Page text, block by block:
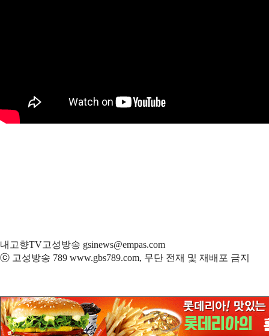
내고향TV고성방송 gsinews@empas.com
ⓒ 고성방송 789 www.gbs789.com, 무단 전재 및 재배포 금지